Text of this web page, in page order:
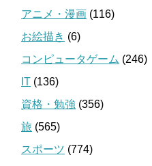
アニメ・漫画 (116)
お絵描き (6)
コンピュータゲーム (246)
IT (136)
資格・勉強 (356)
旅 (565)
スポーツ (774)